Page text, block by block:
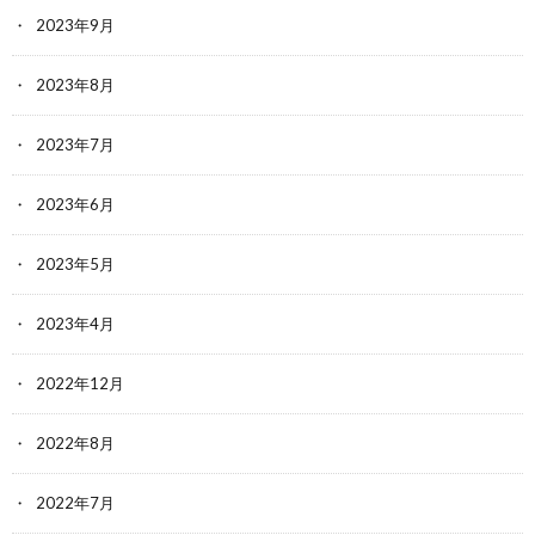
2023年9月
2023年8月
2023年7月
2023年6月
2023年5月
2023年4月
2022年12月
2022年8月
2022年7月